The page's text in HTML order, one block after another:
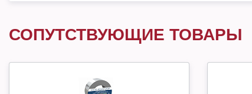
СОПУТСТВУЮЩИЕ ТОВАРЫ